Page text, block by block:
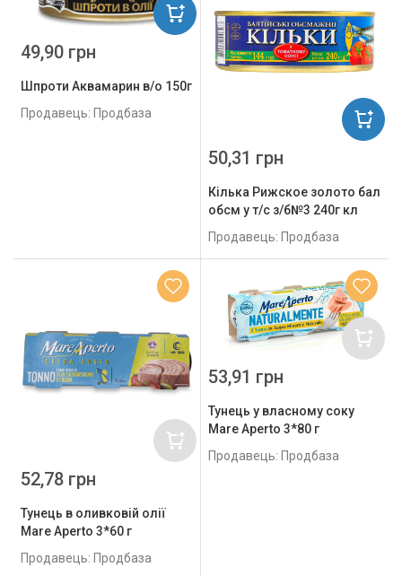
Шпроти Аквамарин в/о 150г
Продавець: Продбаза
49,90 грн
Кілька Рижское золото бал
обсм у т/с з/б№3 240г кл
Продавець: Продбаза
50,31 грн
Тунець в оливковій олії
Mare Aperto 3*60 г
Продавець: Продбаза
52,78 грн
Тунець у власному соку
Mare Aperto 3*80 г
Продавець: Продбаза
53,91 грн